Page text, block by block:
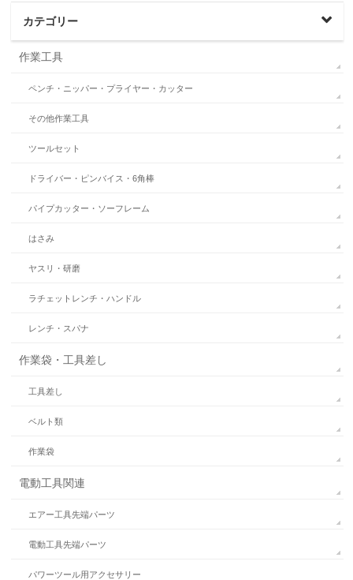
カテゴリー
作業工具
ペンチ・ニッパー・プライヤー・カッター
その他作業工具
ツールセット
ドライバー・ピンバイス・6角棒
パイプカッター・ソーフレーム
はさみ
ヤスリ・研磨
ラチェットレンチ・ハンドル
レンチ・スパナ
作業袋・工具差し
工具差し
ベルト類
作業袋
電動工具関連
エアー工具先端パーツ
電動工具先端パーツ
パワーツール用アクセサリー